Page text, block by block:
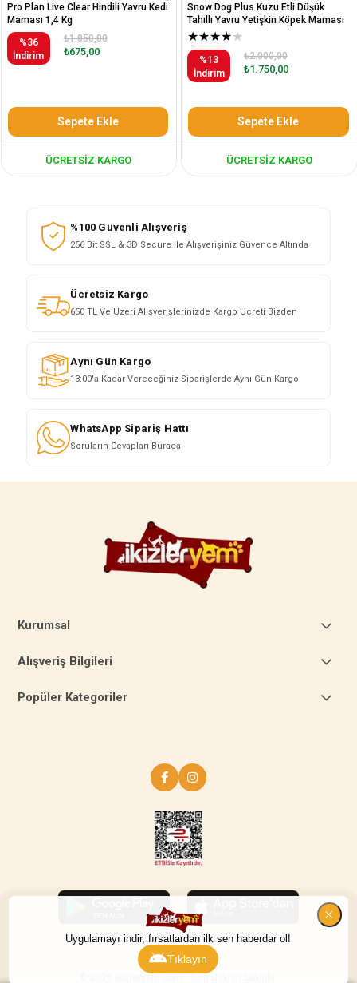
Pro Plan Live Clear Hindili Yavru Kedi
Maması 1,4 Kg
%36
İndirim
₺675,00
₺1.050,00
Sepete Ekle
ÜCRETSIZ KARGO
Snow Dog Plus Kuzu Etli Düşük
Tahıllı Yavru Yetişkin Köpek Maması
12 Kg
★★★★★
%13
İndirim
₺1.750,00
₺2.000,00
Sepete Ekle
ÜCRETSIZ KARGO
%100 Güvenli Alışveriş
256 Bit SSL & 3D Secure İle Alışverişiniz Güvence Altında
Ücretsiz Kargo
650 TL Ve Üzeri Alışverişlerinizde Kargo Ücreti Bizden
Aynı Gün Kargo
13:00'a Kadar Vereceğiniz Siparişlerde Aynı Gün Kargo
WhatsApp Sipariş Hattı
Soruların Cevapları Burada
Kurumsal
Alışveriş Bilgileri
Popüler Kategoriler
© 2026 ikizleryem.com - Tüm Hakları Saklıdır.
Uygulamayı indir, fırsatlardan ilk sen haberdar ol!
Tıklayın